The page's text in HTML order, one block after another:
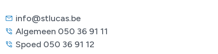
info@stlucas.be
Algemeen 050 36 91 11
Spoed 050 36 91 12